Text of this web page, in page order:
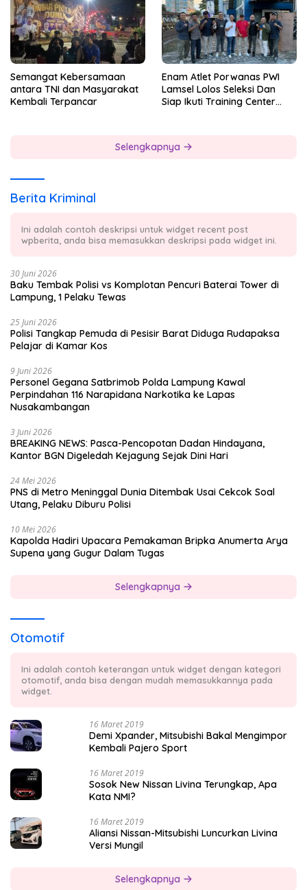
Semangat Kebersamaan
antara TNI dan Masyarakat
Kembali Terpancar
Enam Atlet Porwanas PWI
Lamsel Lolos Seleksi Dan
Siap Ikuti Training Center
Selengkapnya
Berita Kriminal
Ini adalah contoh deskripsi untuk widget recent post
wpberita, anda bisa memasukkan deskripsi pada widget ini.
30 Juni 2026
Baku Tembak Polisi vs Komplotan Pencuri Baterai Tower di
Lampung, 1 Pelaku Tewas
25 Juni 2026
Polisi Tangkap Pemuda di Pesisir Barat Diduga Rudapaksa
Pelajar di Kamar Kos
9 Juni 2026
Personel Gegana Satbrimob Polda Lampung Kawal
Perpindahan 116 Narapidana Narkotika ke Lapas
Nusakambangan
3 Juni 2026
BREAKING NEWS: Pasca-Pencopotan Dadan Hindayana,
Kantor BGN Digeledah Kejagung Sejak Dini Hari
24 Mei 2026
PNS di Metro Meninggal Dunia Ditembak Usai Cekcok Soal
Utang, Pelaku Diburu Polisi
10 Mei 2026
Kapolda Hadiri Upacara Pemakaman Bripka Anumerta Arya
Supena yang Gugur Dalam Tugas
Selengkapnya
Otomotif
Ini adalah contoh keterangan untuk widget dengan kategori
otomotif, anda bisa dengan mudah memasukkannya pada
widget.
16 Maret 2019
Demi Xpander, Mitsubishi Bakal Mengimpor
Kembali Pajero Sport
16 Maret 2019
Sosok New Nissan Livina Terungkap, Apa
Kata NMI?
16 Maret 2019
Aliansi Nissan-Mitsubishi Luncurkan Livina
Versi Mungil
Selengkapnya